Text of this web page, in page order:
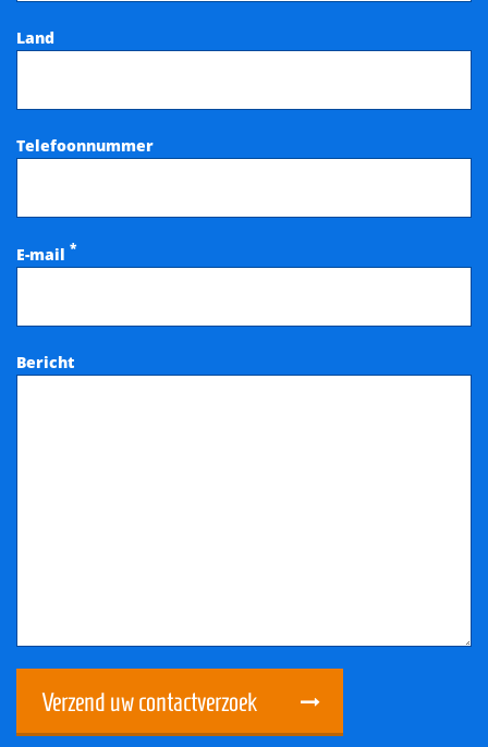
Land
Telefoonnummer
E-mail *
Bericht
Verzend uw contactverzoek